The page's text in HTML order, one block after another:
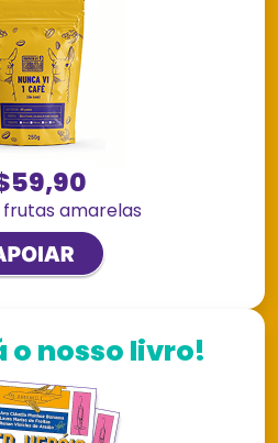
frutas amarelas
o nosso livro!